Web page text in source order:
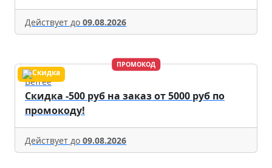
Действует до 09.08.2026
ПРОМОКОД
Befree
Скидка -500 руб на заказ от 5000 руб по
промокоду!
Действует до 09.08.2026